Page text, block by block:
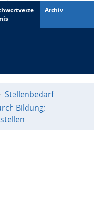
Archiv
Stellenbedarf
Bildung;